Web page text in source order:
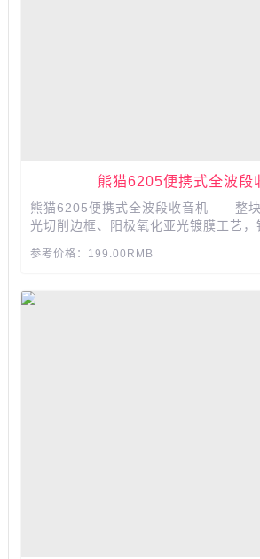
熊猫6205便携式全波段
熊猫6205便携式全波段收音机 整块
光切削边框、阳极氧化亚光镀膜工艺
显不凡的贵族气质。...
参考价格：199.00RMB